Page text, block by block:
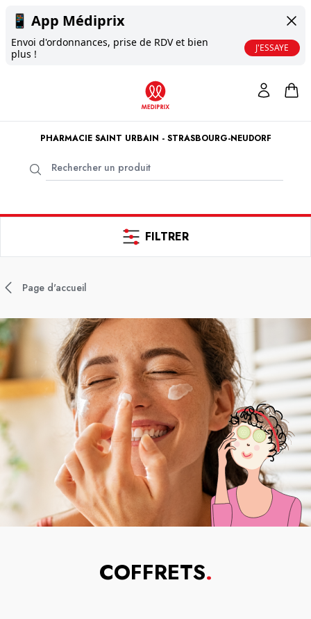
📱 App Médiprix
Envoi d'ordonnances, prise de RDV et bien
plus !
J'ESSAYE
PHARMACIE SAINT URBAIN - STRASBOURG-NEUDORF
FILTRER
Page d'accueil
COFFRETS.